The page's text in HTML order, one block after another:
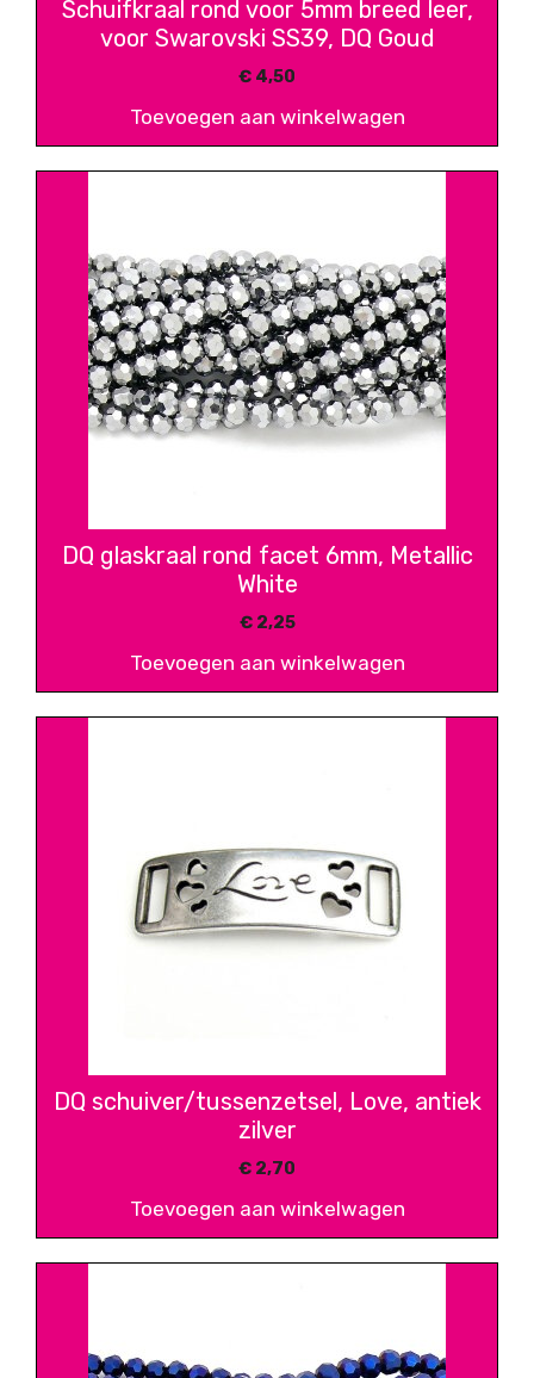
Schuifkraal rond voor 5mm breed leer,
voor Swarovski SS39, DQ Goud
€ 4,50
Toevoegen aan winkelwagen
DQ glaskraal rond facet 6mm, Metallic
White
€2,25
Toevoegen aan winkelwagen
DQ schuiver/tussenzetsel, Love, antiek
zilver
€ 2,70
Toevoegen aan winkelwagen